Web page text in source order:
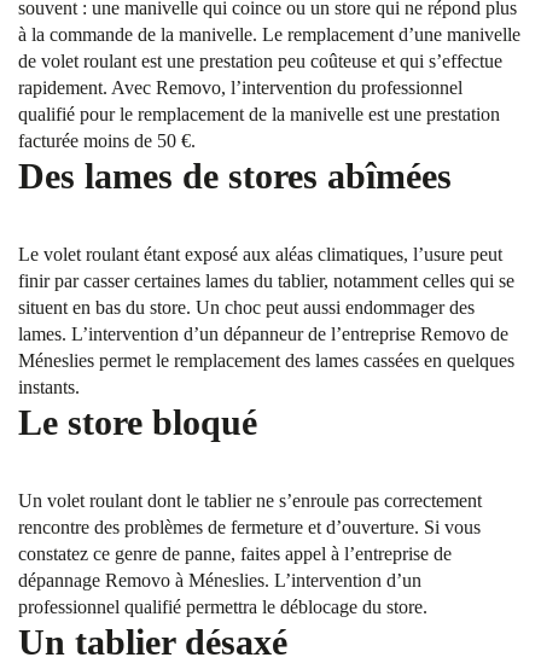
souvent : une manivelle qui coince ou un store qui ne répond plus
à la commande de la manivelle. Le remplacement d’une manivelle
de volet roulant est une prestation peu coûteuse et qui s’effectue
rapidement. Avec Removo, l’intervention du professionnel
qualifié pour le remplacement de la manivelle est une prestation
facturée moins de 50 €.
Des lames de stores abîmées
Le volet roulant étant exposé aux aléas climatiques, l’usure peut
finir par casser certaines lames du tablier, notamment celles qui se
situent en bas du store. Un choc peut aussi endommager des
lames. L’intervention d’un dépanneur de l’entreprise Removo de
Méneslies permet le remplacement des lames cassées en quelques
instants.
Le store bloqué
Un volet roulant dont le tablier ne s’enroule pas correctement
rencontre des problèmes de fermeture et d’ouverture. Si vous
constatez ce genre de panne, faites appel à l’entreprise de
dépannage Removo à Méneslies. L’intervention d’un
professionnel qualifié permettra le déblocage du store.
Un tablier désaxé